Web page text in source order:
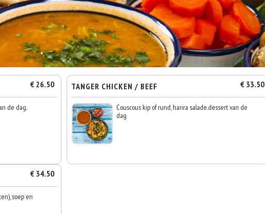
€ 26.50
de dag.
TANGER CHICKEN / BEEF € 33.50
Couscous kip of rund, harira salade.dessert van de
dag
€ 34.50
soep en